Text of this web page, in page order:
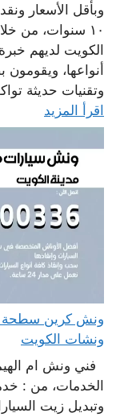
وبأقل الأسعار
١٠ سنوات، من
الكويت لديهم
أنواعها،
وتقنيات حديثة
اقرأ المزيد
ونشات الكويت
فني ونش ام
الخدمات، من :
وتبديل زيت